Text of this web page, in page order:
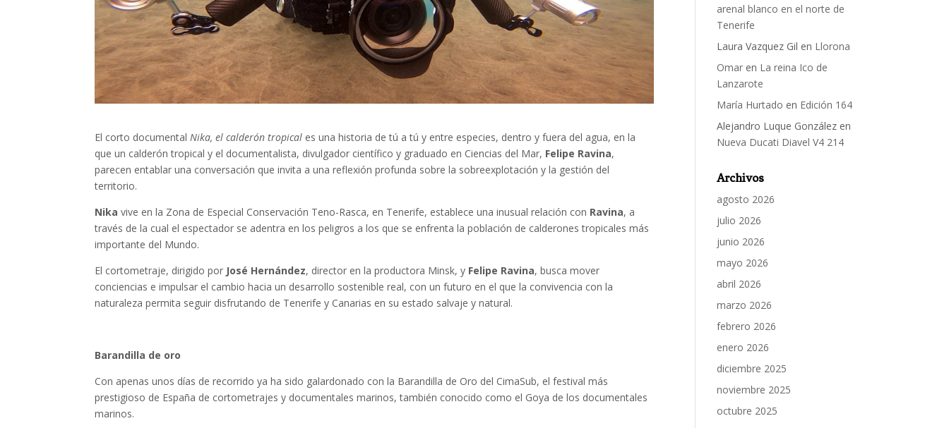
El corto documentalNika, el calderón tropical es una historia de tú a tú y entre especies, dentro y fuera del agua, en la
que un calderón tropical y el documentalista, divulgador científico y graduado en Ciencias del Mar, Felipe Ravina,
parecen entablar una conversación que invita a una reflexión profunda sobre la sobreexplotación y la gestión del
territorio.
Nikavive en la Zona de Especial Conservación Teno-Rasca, en Tenerife, establece una inusual relación con Ravina, a
través de la cual el espectador se adentra en los peligros a los que se enfrenta la población de calderones tropicales más
importante del Mundo.
El cortometraje, dirigido por José Hernández, director en la productora Minsk, y Felipe Ravina, busca mover
conciencias e impulsar el cambio hacia un desarrollo sostenible real, con un futuro en el que la convivencia con la
naturaleza permita seguir disfrutando de Tenerife y Canarias en su estado salvaje y natural.
Barandilla de oro
Con apenas unos días de recorrido ya ha sido galardonado con la Barandilla de Oro del CimaSub, el festival más
prestigioso de España de cortometrajes y documentales marinos, también conocido como el Goya de los documentales
marinos.
arenal blanco en el norte de
Tenerife
Laura Vazquez Gil en Llorona
Omar en La reina Ico de
Lanzarote
María Hurtado en Edición 164
Alejandro Luque González en
Nueva Ducati Diavel V4 214
Archivos
agosto 2026
julio 2026
junio 2026
mayo 2026
abril 2026
marzo 2026
febrero 2026
enero 2026
diciembre 2025
noviembre 2025
octubre 2025